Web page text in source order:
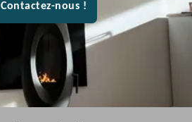
Contactez-nous !